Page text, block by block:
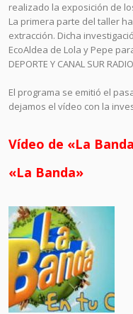
realizado la exposición de
La primera parte del taller
extracción. Dicha
EcoAldea de Lola y Pepe
DEPORTE Y CANAL SUR
El programa se emitió el
dejamos el vídeo con la
Vídeo de «La
«La Banda»